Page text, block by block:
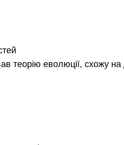
теорію еволюції, схожу на